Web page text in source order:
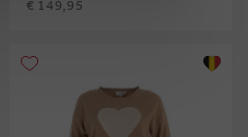
€ 149,95